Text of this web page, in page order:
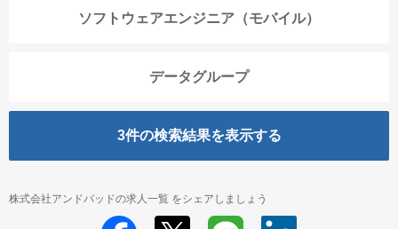
ソフトウェアエンジニア（モバイル）
データグループ
3件の検索結果を表示する
株式会社アンドパッドの求人一覧 をシェアしましょう